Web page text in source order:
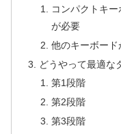
コンパクトキ
が必要
他のキーボード
どうやって最適な
第1段階
第2段階
第3段階